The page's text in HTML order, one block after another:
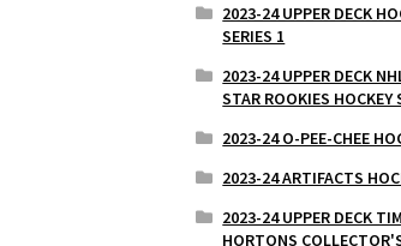
2023-24 UPPER DECK
SERIES 1
2023-24 UPPER DECK
STAR ROOKIES HOCKEY
2023-24 O-PEE-CHEE
2023-24 ARTIFACTS
2023-24 UPPER DECK TIM
HORTONS